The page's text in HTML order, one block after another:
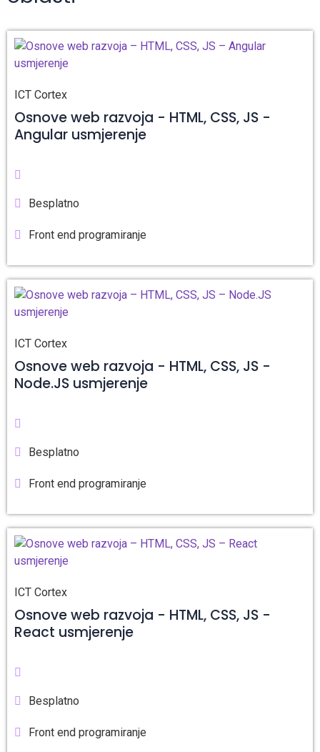
ICT Cortex
Osnove web razvoja - HTML, CSS, JS -
Angular usmjerenje
Besplatno
Front end programiranje
ICT Cortex
Osnove web razvoja - HTML, CSS, JS -
Node.JS usmjerenje
Besplatno
Front end programiranje
ICT Cortex
Osnove web razvoja - HTML, CSS, JS -
React usmjerenje
Besplatno
Front end programiranje